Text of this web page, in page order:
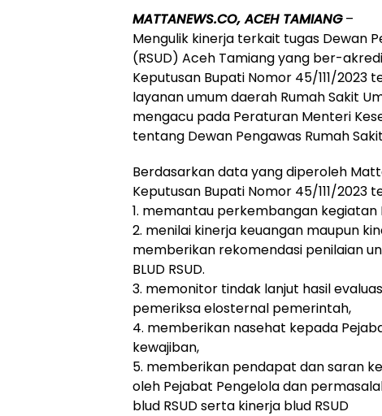
MATTANEWS.CO, ACEH TAMIANG–
Mengulik kinerja terkait tugas Dewan
(RSUD) Aceh Tamiang yang ber-
Keputusan Bupati Nomor 45/111/
layanan umum daerah Rumah Sakit
mengacu pada Peraturan Menteri
tentang Dewan Pengawas Rumah
Berdasarkan data yang diperoleh
Keputusan Bupati Nomor 45/111/
1. memantau perkembangan kegiatan
2. menilai kinerja keuangan maupun
memberikan rekomendasi penilaian
BLUD RSUD.
3. memonitor tindak lanjut hasil
pemeriksa elosternal pemerintah,
4. memberikan nasehat kepada
kewajiban,
5. memberikan pendapat dan saran
oleh Pejabat Pengelola dan
blud RSUD serta kinerja blud RSUD